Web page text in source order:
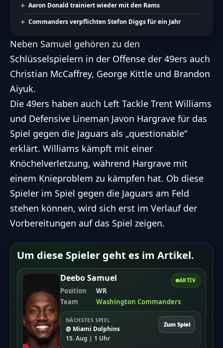
Aaron Donald trainiert wieder mit den Rams
Commanders verpflichten Stefon Diggs für ein Jahr
Neben Samuel gehören zu den
Schlüsselspielern in der Offense der 49ers auch
Christian McCaffrey, George Kittle und Brandon
Aiyuk.
Die 49ers haben auch Left Tackle Trent Williams
und Defensive Lineman Javon Hargrave für das
Spiel gegen die Jaguars als „questionable“
erklärt. Williams kämpft mit einer
Knöchelverletzung, während Hargrave mit
einem Knieproblem zu kämpfen hat. Ob diese
Spieler im Spiel gegen die Jaguars am Feld
stehen können, wird sich erst im Verlauf der
Vorbereitungen auf das Spiel zeigen.
Um diese Spieler geht es im Artikel.
AKTIV
Deebo Samuel
Position
WR
Team
Washington Commanders
NÄCHSTES SPIEL
@ Miami Dolphins
15. Aug | 1 Uhr
Zum Spiel